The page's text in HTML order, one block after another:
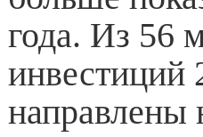
года. Из 56
инвестиций
направлены